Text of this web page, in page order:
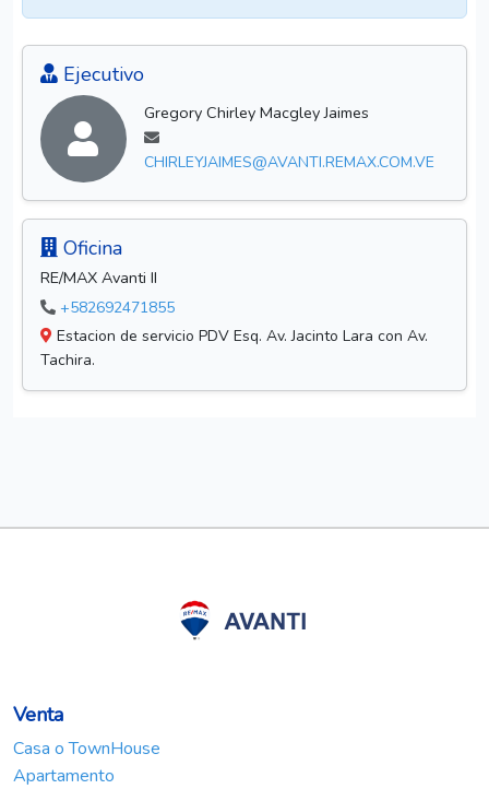
Ejecutivo
Gregory Chirley Macgley Jaimes
CHIRLEYJAIMES@AVANTI.REMAX.COM.VE
Oficina
RE/MAX Avanti II
+582692471855
Estacion de servicio PDV Esq. Av. Jacinto Lara con Av.
Tachira.
Venta
Casa o TownHouse
Apartamento